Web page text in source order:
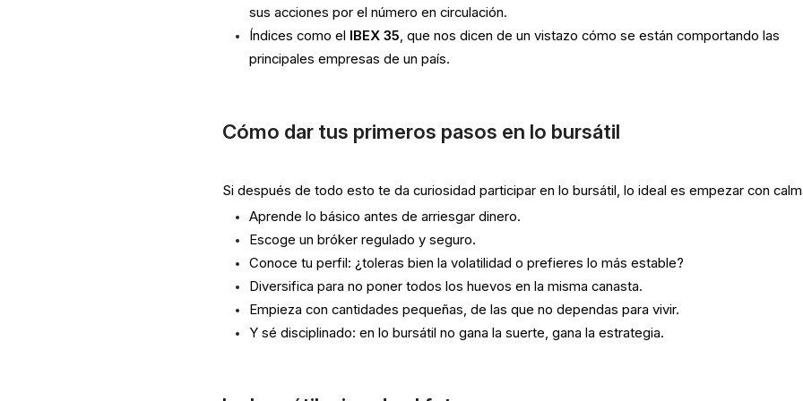
sus acciones por el número en circulación.
Índices como el IBEX 35, que nos dicen de un vistazo cómo se están comportando las
principales empresas de un país.
Cómo dar tus primeros pasos en lo bursátil
Si después de todo esto te da curiosidad participar en lo bursátil, lo ideal es empezar con
Aprende lo básico antes de arriesgar dinero.
Escoge un bróker regulado y seguro.
Conoce tu perfil: ¿toleras bien la volatilidad o prefieres lo más estable?
Diversifica para no poner todos los huevos en la misma canasta.
Empieza con cantidades pequeñas, de las que no dependas para vivir.
Y sé disciplinado: en lo bursátil no gana la suerte, gana la estrategia.